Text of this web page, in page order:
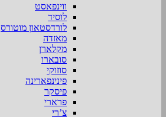
ווינפאסט
לוסיד
לורדסטאון מוטורס
מאזדה
מקלארן
סובארו
סוזוקי
פינינפארינה
פיסקר
פרארי
צ’רי